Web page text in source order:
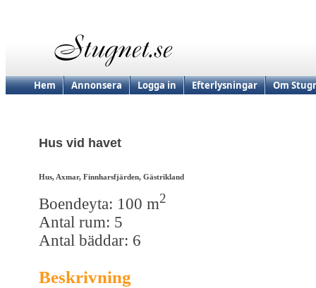
Hem Annonsera Logga in Efterlysningar Om
Hus vid havet
Hus, Axmar, Finnharsfjärden, Gästrikland
Boendeyta: 100 m2
Antal rum: 5
Antal bäddar: 6
Beskrivning